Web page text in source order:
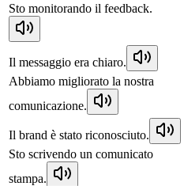
Sto monitorando il feedback.
Il messaggio era chiaro.
Abbiamo migliorato la nostra
comunicazione.
Il brand è stato riconosciuto.
Sto scrivendo un comunicato
stampa.